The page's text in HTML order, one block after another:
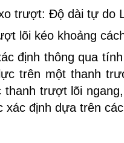
trượt: Độ dài tự do
lõi kéo khoảng
định thông qua
trên một thanh
trượt lõi
định dựa trên